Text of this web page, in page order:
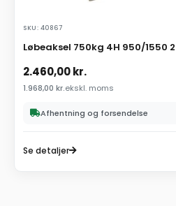
SKU: 40867
Løbeaksel 750kg 4H 950/1550
2.460,00kr.
1.968,00 kr.ekskl. moms
Afhentning og forsendelse
Se detaljer